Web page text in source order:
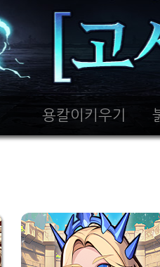
용칼이키우기